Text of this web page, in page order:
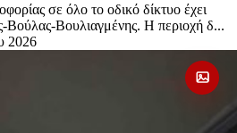
σε όλο το οδικό δίκτυο έχει
Βουλιαγμένης. Η περιοχή δ...
2026